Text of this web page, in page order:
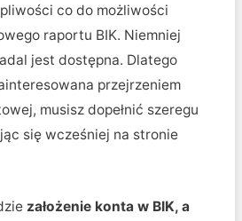
co do możliwości
raportu BIK. Niemniej
jest dostępna. Dlatego
przejrzeniem
musisz dopełnić szeregu
się wcześniej na stronie
założenie konta w BIK, a